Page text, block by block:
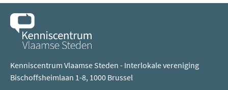
Kenniscentrum Vlaamse Steden - Interlokale vereniging
Bischoffsheimlaan 1-8, 1000 Brussel